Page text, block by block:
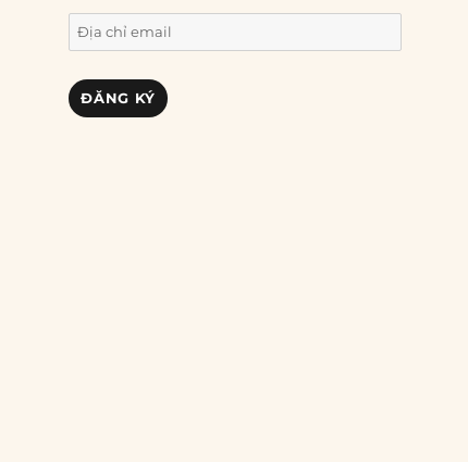
Địa
chỉ
email
ĐĂNG KÝ